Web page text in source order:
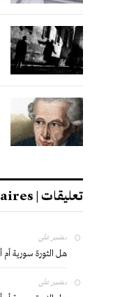
تعليقات | Commentaires
بشير على
هل الثورة سورية أم
بشير على